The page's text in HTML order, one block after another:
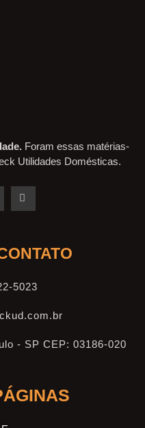
Foram essas matérias-
Utilidades Domésticas.
5023
- SP CEP: 03186-020